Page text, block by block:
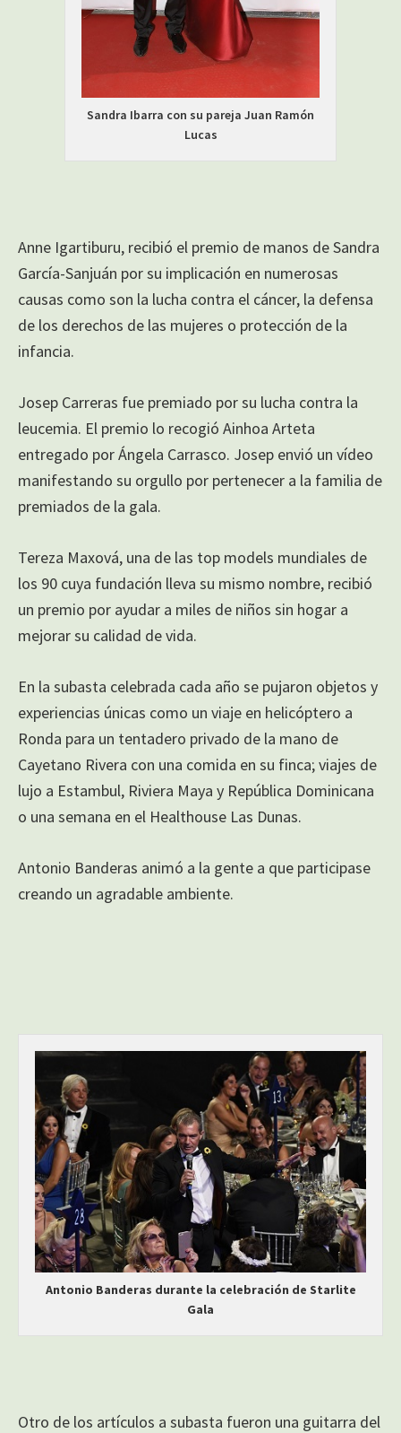
Sandra Ibarra con su pareja Juan Ramón
Lucas
Anne Igartiburu, recibió el premio de manos de Sandra
García-Sanjuán por su implicación en numerosas
causas como son la lucha contra el cáncer, la defensa
de los derechos de las mujeres o protección de la
infancia.
Josep Carreras fue premiado por su lucha contra la
leucemia. El premio lo recogió Ainhoa Arteta
entregado por Ángela Carrasco. Josep envió un vídeo
manifestando su orgullo por pertenecer a la familia de
premiados de la gala.
Tereza Maxová, una de las top models mundiales de
los 90 cuya fundación lleva su mismo nombre, recibió
un premio por ayudar a miles de niños sin hogar a
mejorar su calidad de vida.
En la subasta celebrada cada año se pujaron objetos y
experiencias únicas como un viaje en helicóptero a
Ronda para un tentadero privado de la mano de
Cayetano Rivera con una comida en su finca; viajes de
lujo a Estambul, Riviera Maya y República Dominicana
o una semana en el Healthouse Las Dunas.
Antonio Banderas animó a la gente a que participase
creando un agradable ambiente.
Antonio Banderas durante la celebración de Starlite
Gala
Otro de los artículos a subasta fueron una guitarra del